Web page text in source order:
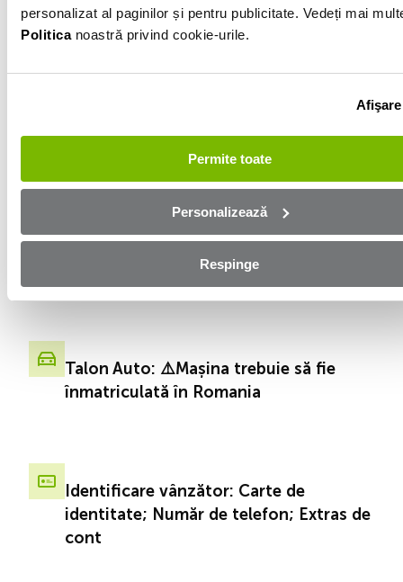
personalizat al paginilor și pentru publicitate. Vedeți mai
Politicanoastră privind cookie-urile.
Afişare
Permite toate
Personalizează
Respinge
vânzarea.
Documente necesare pentru a-ți
vinde mașina
Talon Auto: ⚠️Mașina trebuie să fie
înmatriculată în Romania
Identificare vânzător: Carte de
identitate; Număr de telefon; Extras de
cont